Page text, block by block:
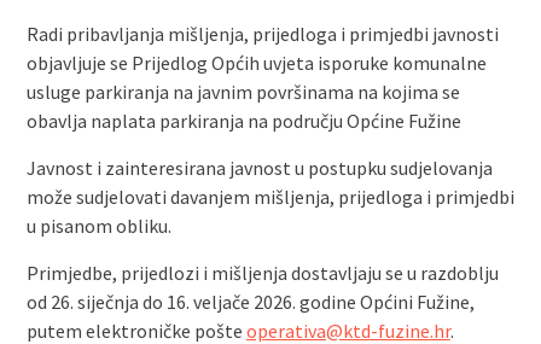
Radi pribavljanja mišljenja, prijedloga i primjedbi javnosti
objavljuje se Prijedlog Općih uvjeta isporuke komunalne
usluge parkiranja na javnim površinama na kojima se
obavlja naplata parkiranja na području Općine Fužine
Javnost i zainteresirana javnost u postupku sudjelovanja
može sudjelovati davanjem mišljenja, prijedloga i primjedbi
u pisanom obliku.
Primjedbe, prijedlozi i mišljenja dostavljaju se u razdoblju
od 26. siječnja do 16. veljače 2026. godine Općini Fužine,
putem elektroničke pošte operativa@ktd-fuzine.hr.